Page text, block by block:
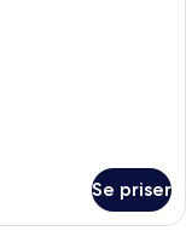
Se priser